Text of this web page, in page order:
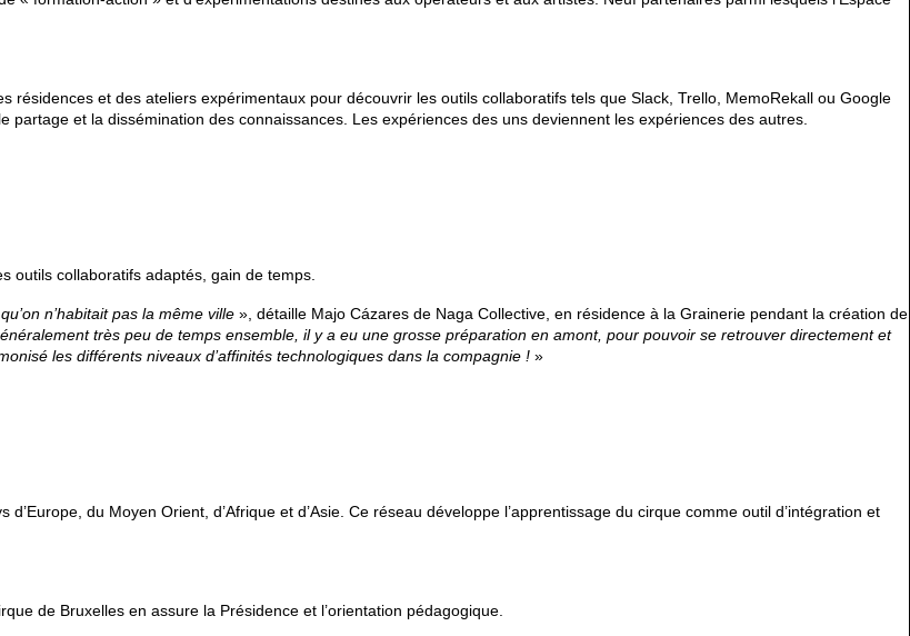
et des ateliers expérimentaux pour découvrir les outils collaboratifs tels que Slack, Trello, MemoRekall ou Google
et la dissémination des connaissances. Les expériences des uns deviennent les expériences des autres.
outils collaboratifs adaptés, gain de temps.
n’habitait pas la même ville », détaille Majo Cázares de Naga Collective, en résidence à la Grainerie pendant la création de
très peu de temps ensemble, il y a eu une grosse préparation en amont, pour pouvoir se retrouver directement et
les différents niveaux d’affinités technologiques dans la compagnie ! »
du Moyen Orient, d’Afrique et d’Asie. Ce réseau développe l’apprentissage du cirque comme outil d’intégration et
de Bruxelles en assure la Présidence et l’orientation pédagogique.